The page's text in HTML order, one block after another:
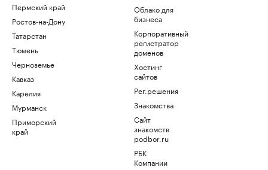
Пермский край
Ростов-на-Дону
Татарстан
Тюмень
Черноземье
Кавказ
Карелия
Мурманск
Приморский
край
Облако для
бизнеса
Корпоративный
регистратор
доменов
Хостинг
сайтов
Рег.решения
Знакомства
Сайт
знакомств
podbor.ru
РБК
Компании